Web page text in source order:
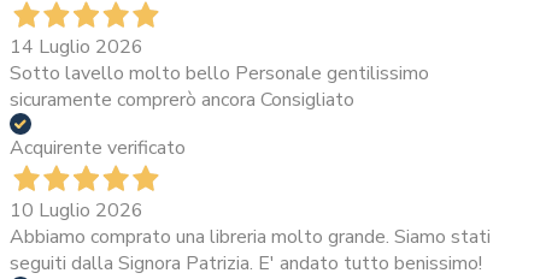
14 Luglio 2026
Sotto lavello molto bello Personale gentilissimo
sicuramente comprerò ancora Consigliato
Acquirente verificato
10 Luglio 2026
Abbiamo comprato una libreria molto grande. Siamo stati
seguiti dalla Signora Patrizia. E' andato tutto benissimo!